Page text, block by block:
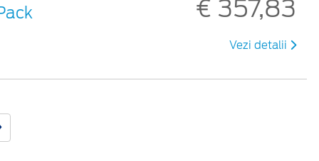
€ 357,83
Vezi detalii